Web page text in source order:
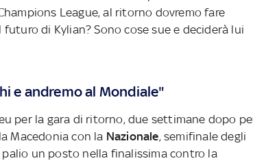
League, al ritorno dovremo fare
di Kylian? Sono cose sue e deciderà lui
e andremo al Mondiale"
per la gara di ritorno, due settimane dopo
Macedonia con la Nazionale, semifinale degli
un posto nella finalissima contro la